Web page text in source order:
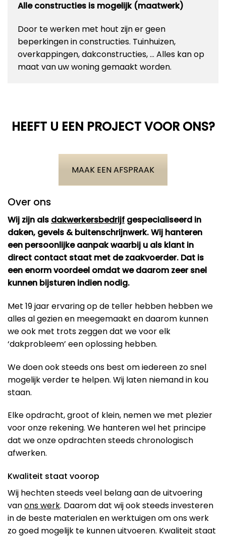
Alle constructies is mogelijk (maatwerk)
Door te werken met hout zijn er geen
beperkingen in constructies. Tuinhuizen,
overkappingen, dakconstructies, … Alles kan op
maat van uw woning gemaakt worden.
HEEFT U EEN PROJECT VOOR ONS?
MAAK EEN AFSPRAAK
Over ons
Wij zijn als dakwerkersbedrijf gespecialiseerd in
daken, gevels & buitenschrijnwerk. Wij hanteren
een persoonlijke aanpak waarbij u als klant in
direct contact staat met de zaakvoerder. Dat is
een enorm voordeel omdat we daarom zeer snel
kunnen bijsturen indien nodig.
Met 19 jaar ervaring op de teller hebben hebben we
alles al gezien en meegemaakt en daarom kunnen
we ook met trots zeggen dat we voor elk
‘dakprobleem’ een oplossing hebben.
We doen ook steeds ons best om iedereen zo snel
mogelijk verder te helpen. Wij laten niemand in kou
staan.
Elke opdracht, groot of klein, nemen we met plezier
voor onze rekening. We hanteren wel het principe
dat we onze opdrachten steeds chronologisch
afwerken.
Kwaliteit staat voorop
Wij hechten steeds veel belang aan de uitvoering
vanons werk. Daarom dat wij ook steeds investeren
in de beste materialen en werktuigen om ons werk
zo goed mogelijk te kunnen uitvoeren. Kwaliteit staat